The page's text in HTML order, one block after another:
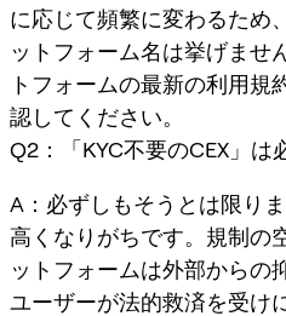
に応じて頻繁に変わるため
ットフォーム名は挙げませ
トフォームの最新の利用規
認してください。
Q2：「KYC不要のCEX」は
A：必ずしもそうとは限り
高くなりがちです。規制の
ットフォームは外部からの
ユーザーが法的救済を受け